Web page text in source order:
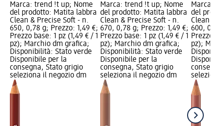
Marca: trend !t up; Nome
del prodotto: Matita labbra
Clean & Precise Soft - n.
650, 0,78 g; Prezzo: 1,49 €;
Prezzo base: 1 pz (1,49 € / 1
pz); Marchio dm grafica;
Disponibilità: Stato verde
Disponibile per la
consegna, Stato grigio
seleziona il negozio dm
Marca: trend !t up; Nome
del prodotto: Matita labbra
Clean & Precise Soft - n.
670, 0,78 g; Prezzo: 1,49 €;
Prezzo base: 1 pz (1,49 € / 1
pz); Marchio dm grafica;
Disponibilità: Stato verde
Disponibile per la
consegna, Stato grigio
seleziona il negozio dm
Marca:
del
Clean &
600,
Prezzo
pz);